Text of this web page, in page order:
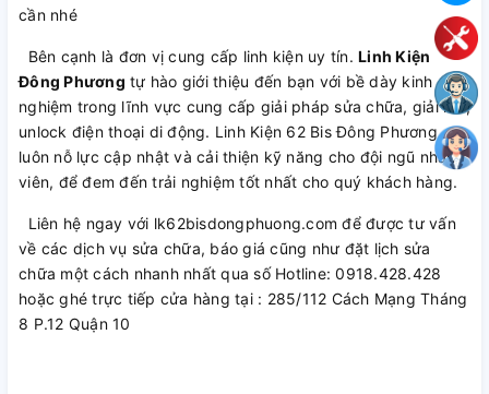
cần nhé
Bên cạnh là đơn vị cung cấp linh kiện uy tín. Linh Kiện
Đông Phương tự hào giới thiệu đến bạn với bề dày kinh
nghiệm trong lĩnh vực cung cấp giải pháp sửa chữa, giải mã,
unlock điện thoại di động. Linh Kiện 62 Bis Đông Phương
luôn nỗ lực cập nhật và cải thiện kỹ năng cho đội ngũ nhân
viên, để đem đến trải nghiệm tốt nhất cho quý khách hàng.
Liên hệ ngay với lk62bisdongphuong.com để được tư vấn
về các dịch vụ sửa chữa, báo giá cũng như đặt lịch sửa
chữa một cách nhanh nhất qua số Hotline: 0918.428.428
hoặc ghé trực tiếp cửa hàng tại : 285/112 Cách Mạng Tháng
8 P.12 Quận 10